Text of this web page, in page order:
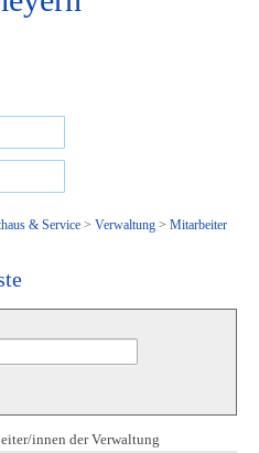
springen.
& Service> Verwaltung> Mitarbeiter
innen der Verwaltung